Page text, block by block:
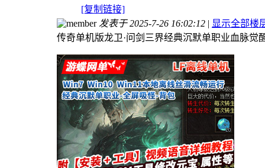
[复制链接]
发表于 2025-7-26 16:02:12 | 显示全部楼
传奇单机版龙卫·问剑三界经典沉默单职业血脉觉